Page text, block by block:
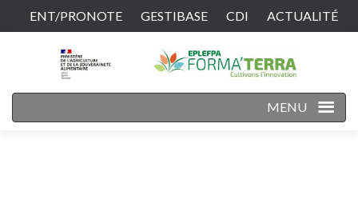
ENT/PRONOTE GESTIBASE CDI ACTUALITÉ
MENU